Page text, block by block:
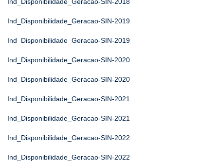
Ind_Disponibilidade_Geracao-SIN-2019
Ind_Disponibilidade_Geracao-SIN-2019
Ind_Disponibilidade_Geracao-SIN-2020
Ind_Disponibilidade_Geracao-SIN-2020
Ind_Disponibilidade_Geracao-SIN-2021
Ind_Disponibilidade_Geracao-SIN-2021
Ind_Disponibilidade_Geracao-SIN-2022
Ind_Disponibilidade_Geracao-SIN-2022